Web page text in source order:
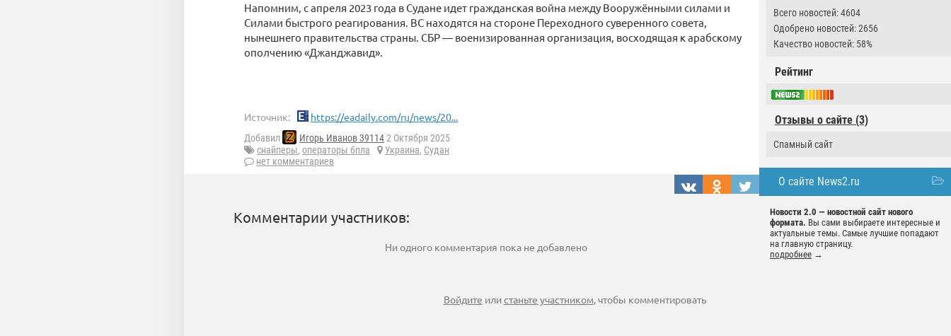
Всего новостей: 4604
Одобрено новостей: 2656
Качество новостей: 58%
Рейтинг
Отзывы о сайте (3)
Спамный сайт
О сайте News2.ru
Новости 2.0 — новостной сайт нового
формата. Вы сами выбираете интересные и
актуальные темы. Самые лучшие попадают
на главную страницу.
подробнее →
Напомним, с апреля 2023 года в Судане идет гражданская война между Вооружёнными силами и
Силами быстрого реагирования. ВС находятся на стороне Переходного суверенного совета,
нынешнего правительства страны. СБР — военизированная организация, восходящая к арабскому
ополчению «Джанджавид».
Источник: https://eadaily.com/ru/news/20...
Добавил Игорь Иванов 391142 Октября 2025
снайперы, операторы бпла Украина, Судан
нет комментариев
Комментарии участников:
Ни одного комментария пока не добавлено
Войдите илистаньте участником, чтобы комментировать